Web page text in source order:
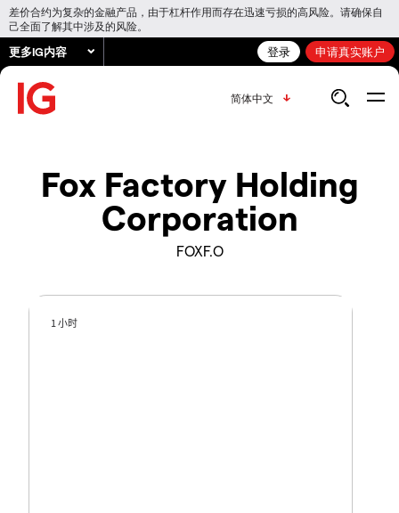
差价合约为复杂的金融产品，由于杠杆作用而存在迅速亏损的高风险。请确保自
己全面了解其中涉及的风险。
更多IG内容 登录 申请真实账户
简体中文
Fox Factory Holding
Corporation
FOXF.O
1 小时